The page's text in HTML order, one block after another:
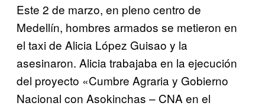
Este 2 de marzo, en pleno centro de
Medellín, hombres armados se metieron en
el taxi de Alicia López Guisao y la
asesinaron. Alicia trabajaba en la ejecución
del proyecto «Cumbre Agraria y Gobierno
Nacional con Asokinchas – CNA en el